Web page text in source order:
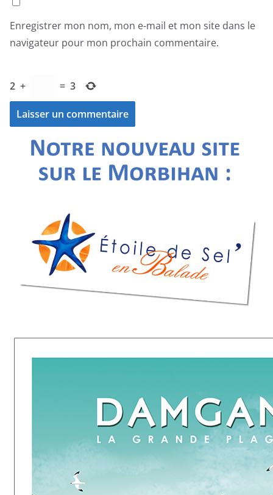
Enregistrer mon nom, mon e-mail et mon site dans le
navigateur pour mon prochain commentaire.
2 + = 3